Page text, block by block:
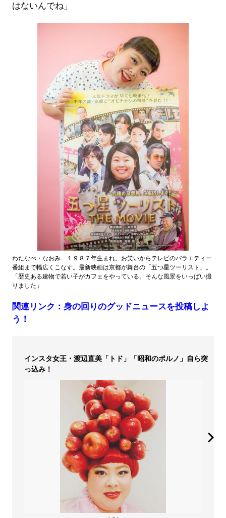
はないんでね」
わたなべ・なおみ １９８７年生まれ。お笑いからテレビのバラエティー
番組まで幅広くこなす。最新映画は京都が舞台の「五つ星ツーリスト」。
「歴史ある建物で若い子がカフェをやっている。そんな風景をいっぱい撮
りました」
関連リンク：身の回りのグッドニュースを投稿しよ
う！
インスタ女王・渡辺直美「トド」「昭和のポルノ」自ら突
っ込み！